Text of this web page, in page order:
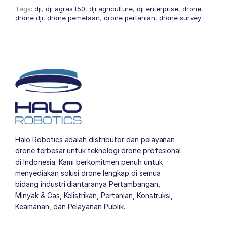
Tags: dji, dji agras t50, dji agriculture, dji enterprise, drone,
drone dji, drone pemetaan, drone pertanian, drone survey
Halo Robotics adalah distributor dan pelayanan
drone terbesar untuk teknologi drone profesional
di Indonesia. Kami berkomitmen penuh untuk
menyediakan solusi drone lengkap di semua
bidang industri diantaranya Pertambangan,
Minyak & Gas, Kelistrikan, Pertanian, Konstruksi,
Keamanan, dan Pelayanan Publik.